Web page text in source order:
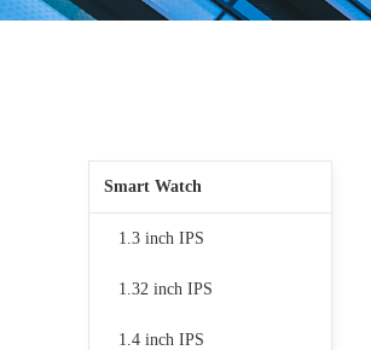
Smart Watch
1.3 inch IPS
1.32 inch IPS
1.4 inch IPS